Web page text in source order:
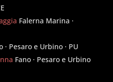
Falerna Marina ·
· Pesaro e Urbino · PU
Fano · Pesaro e Urbino